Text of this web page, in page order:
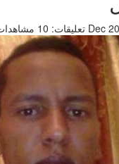
تعليقات: 10 مشاهدات: